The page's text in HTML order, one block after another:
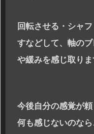
回転させる・シャ
すなどして、軸の
や緩みを感じ取りま
今後自分の感覚が
何も感じないのな